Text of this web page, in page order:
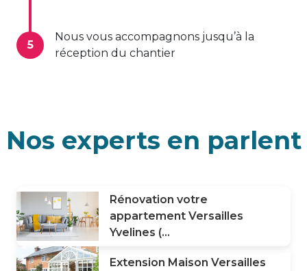
5
Nous vous accompagnons jusqu’à la
réception du chantier
Nos experts en parlent
Rénovation votre
appartement Versailles
Yvelines (...
Extension Maison Versailles